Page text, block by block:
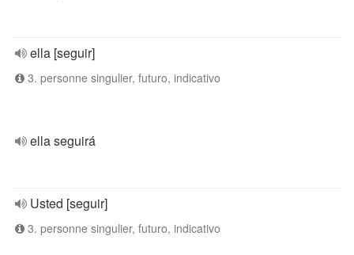
ella [seguir]
3. personne singulier, futuro, indicativo
ella seguirá
Usted [seguir]
3. personne singulier, futuro, indicativo